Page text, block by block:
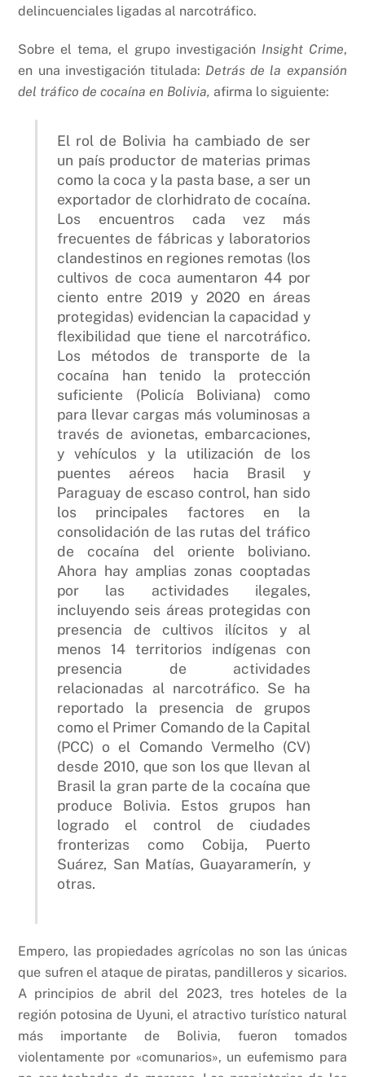
delincuenciales ligadas al narcotráfico.
Sobre el tema, el grupo investigación Insight Crime,
en una investigación titulada: Detrás de la expansión
del tráfico de cocaína en Bolivia, afirma lo siguiente:
El rol de Bolivia ha cambiado de ser
un país productor de materias primas
como la coca y la pasta base, a ser un
exportador de clorhidrato de cocaína.
Los encuentros cada vez más
frecuentes de fábricas y laboratorios
clandestinos en regiones remotas (los
cultivos de coca aumentaron 44 por
ciento entre 2019 y 2020 en áreas
protegidas) evidencian la capacidad y
flexibilidad que tiene el narcotráfico.
Los métodos de transporte de la
cocaína han tenido la protección
suficiente (Policía Boliviana) como
para llevar cargas más voluminosas a
través de avionetas, embarcaciones,
y vehículos y la utilización de los
puentes aéreos hacia Brasil y
Paraguay de escaso control, han sido
los principales factores en la
consolidación de las rutas del tráfico
de cocaína del oriente boliviano.
Ahora hay amplias zonas cooptadas
por las actividades ilegales,
incluyendo seis áreas protegidas con
presencia de cultivos ilícitos y al
menos 14 territorios indígenas con
presencia de actividades
relacionadas al narcotráfico. Se ha
reportado la presencia de grupos
como el Primer Comando de la Capital
(PCC) o el Comando Vermelho (CV)
desde 2010, que son los que llevan al
Brasil la gran parte de la cocaína que
produce Bolivia. Estos grupos han
logrado el control de ciudades
fronterizas como Cobija, Puerto
Suárez, San Matías, Guayaramerín, y
otras.
Empero, las propiedades agrícolas no son las únicas
que sufren el ataque de piratas, pandilleros y sicarios.
A principios de abril del 2023, tres hoteles de la
región potosina de Uyuni, el atractivo turístico natural
más importante de Bolivia, fueron tomados
violentamente por «comunarios», un eufemismo para